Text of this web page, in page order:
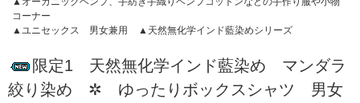
コーナー
▲ユニセックス 男女兼用
▲天然無化学インド藍染めシリーズ
限定1 天然無化学インド藍染め マンダラ
絞り染め ✲ ゆったりボックスシャツ 男女